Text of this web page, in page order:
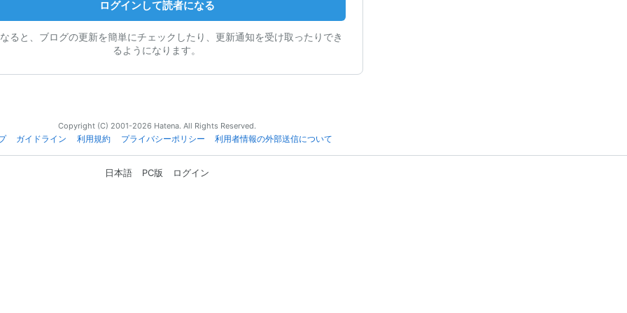
ログインして読者になる
ると、ブログの更新を簡単にチェックしたり、更新通知を受け取ったりでき
るようになります。
Copyright (C) 2001-2026 Hatena. All Rights Reserved.
ガイドライン 利用規約 プライバシーポリシー 利用者情報の外部送信について
日本語 PC版 ログイン